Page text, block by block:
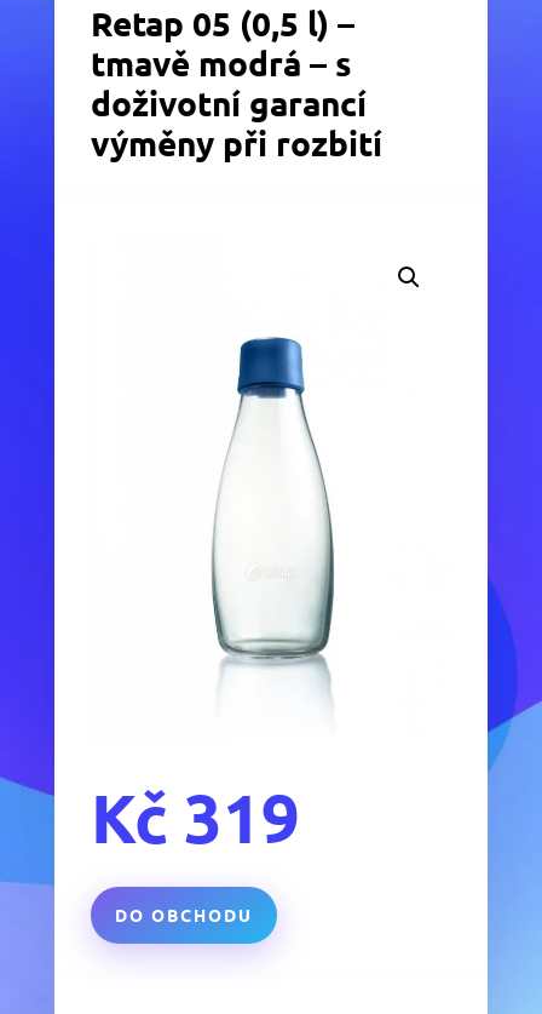
Retap 05 (0,5 l) –
tmavě modrá – s
doživotní garancí
výměny při rozbití
Kč 319
DO OBCHODU